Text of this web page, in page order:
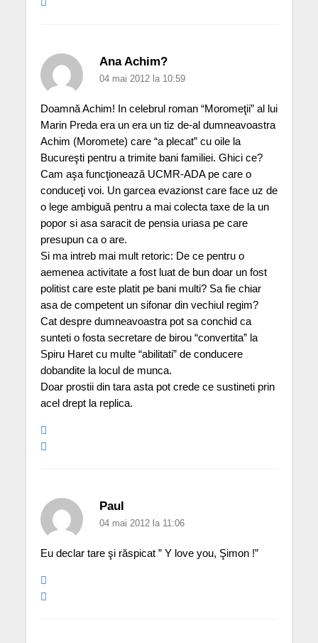
Ana Achim?
04 mai 2012 la 10:59
Doamnă Achim! In celebrul roman “Moromeţii” al lui
Marin Preda era un era un tiz de-al dumneavoastra
Achim (Moromete) care “a plecat” cu oile la
Bucureşti pentru a trimite bani familiei. Ghici ce?
Cam aşa funcţionează UCMR-ADA pe care o
conduceţi voi. Un garcea evazionst care face uz de
o lege ambiguă pentru a mai colecta taxe de la un
popor si asa saracit de pensia uriasa pe care
presupun ca o are.
Si ma intreb mai mult retoric: De ce pentru o
aemenea activitate a fost luat de bun doar un fost
politist care este platit pe bani multi? Sa fie chiar
asa de competent un sifonar din vechiul regim?
Cat despre dumneavoastra pot sa conchid ca
sunteti o fosta secretare de birou “convertita” la
Spiru Haret cu multe “abilitati” de conducere
dobandite la locul de munca.
Doar prostii din tara asta pot crede ce sustineti prin
acel drept la replica.
Paul
04 mai 2012 la 11:06
Eu declar tare şi răspicat ” Y love you, Şimon !”